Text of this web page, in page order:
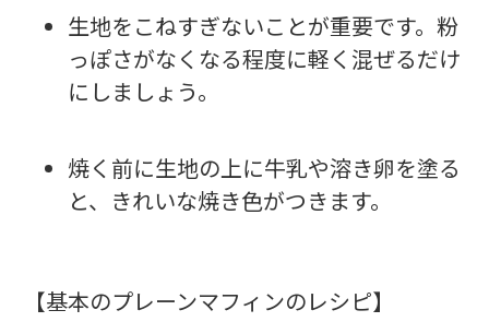
生地をこねすぎないことが重要です。粉
っぽさがなくなる程度に軽く混ぜるだけ
にしましょう。
焼く前に生地の上に牛乳や溶き卵を塗る
と、きれいな焼き色がつきます。
【基本のプレーンマフィンのレシピ】